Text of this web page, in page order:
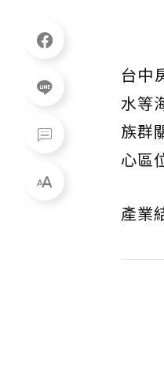
台中
水等
族群
心區
產業